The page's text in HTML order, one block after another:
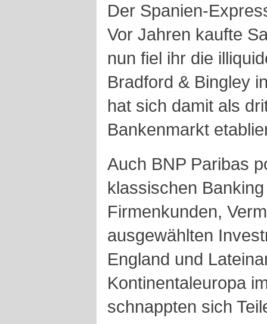
Der Spanien-
Vor Jahren kaufte
nun fiel ihr die
Bradford & Bingley
hat sich damit als
Bankenmarkt
Auch BNP Paribas
klassischen
Firmenkunden,
ausgewählten
England und
Kontinentaleuropa
schnappten sich